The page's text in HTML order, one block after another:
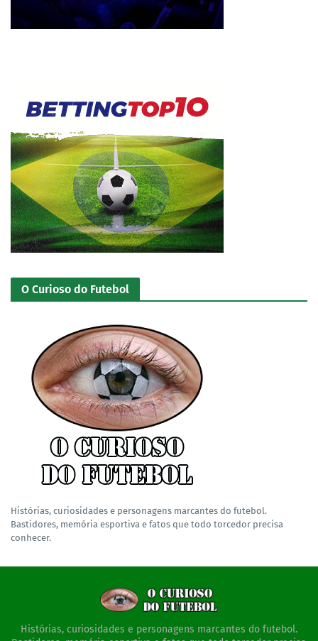
O Curioso do Futebol
Histórias, curiosidades e personagens marcantes do futebol.
Bastidores, memória esportiva e fatos que todo torcedor precisa
conhecer.
Histórias, curiosidades e personagens marcantes do futebol.